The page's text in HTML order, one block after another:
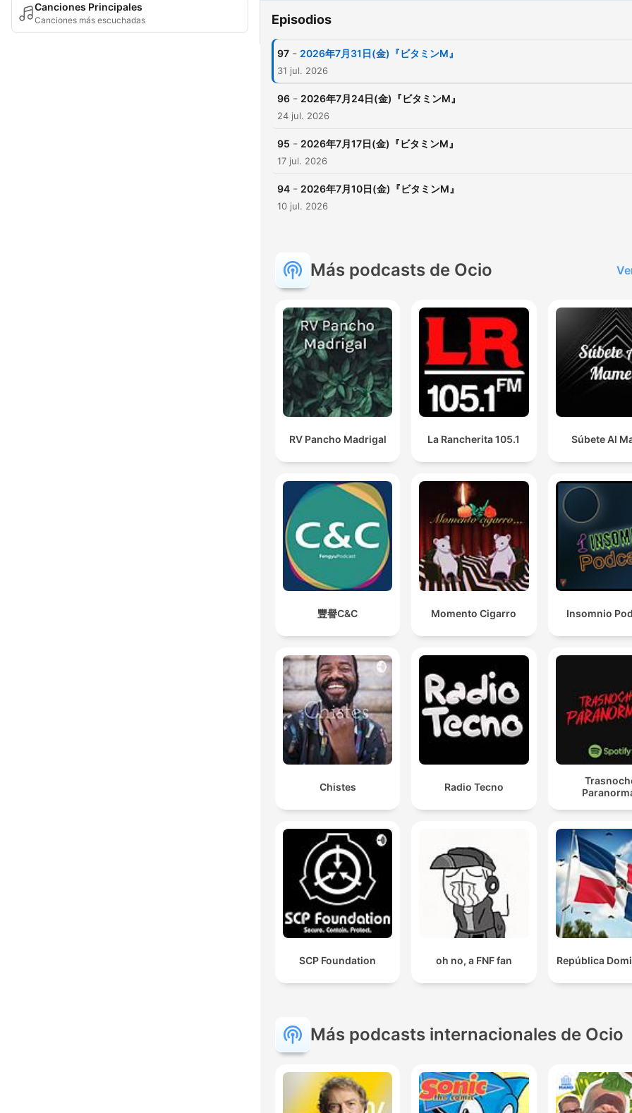
Canciones Principales
Canciones más escuchadas Episodios
97 - 2026年7月31日(金)『ビタミンM』
31 jul. 2026
96 - 2026年7月24日(金)『ビタミンM』
24 jul. 2026
95 - 2026年7月17日(金)『ビタミンM』
17 jul. 2026
94 - 2026年7月10日(金)『ビタミンM』
10 jul. 2026
Más podcasts de Ocio
RV Pancho Madrigal La Rancherita 105.1 Súbete Al
豐譽C&C Momento Cigarro Insomnio
Chistes Radio Tecno
SCP Foundation oh no, a FNF fan República
Más podcasts internacionales de Ocio